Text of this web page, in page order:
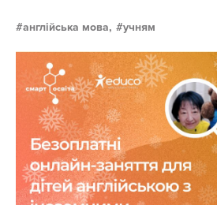
англійська мова, учням